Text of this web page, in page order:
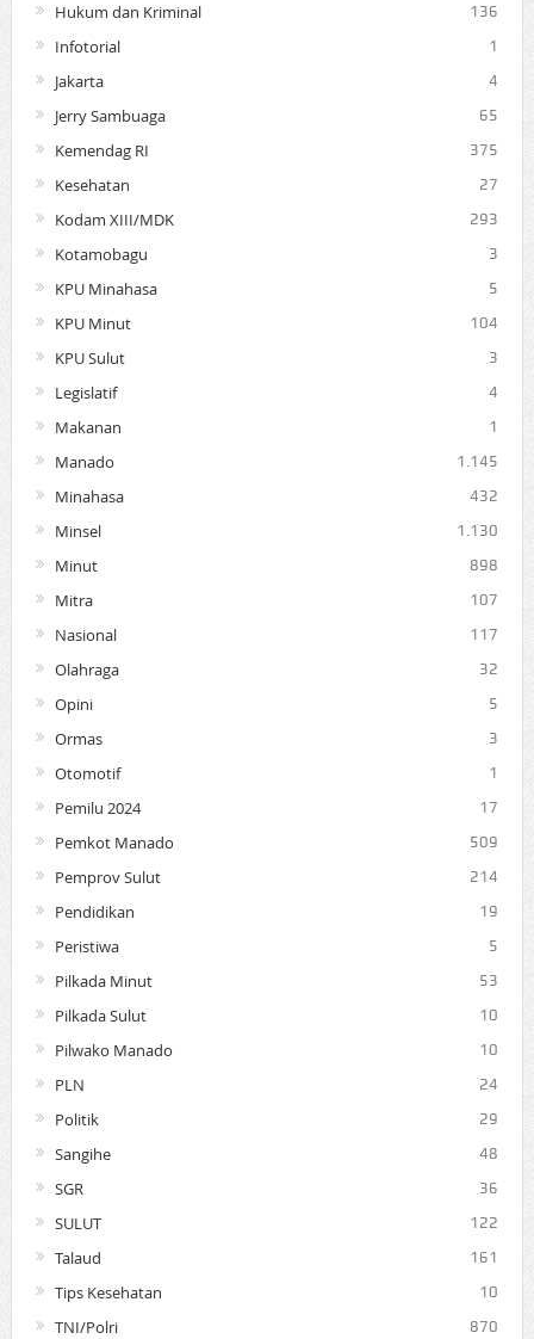
Hukum dan Kriminal 136
Infotorial 1
Jakarta 4
Jerry Sambuaga 65
Kemendag RI 375
Kesehatan 27
Kodam XIII/MDK 293
Kotamobagu 3
KPU Minahasa 5
KPU Minut 104
KPU Sulut 3
Legislatif 4
Makanan 1
Manado 1.145
Minahasa 432
Minsel 1.130
Minut 898
Mitra 107
Nasional 117
Olahraga 32
Opini 5
Ormas 3
Otomotif 1
Pemilu 2024 17
Pemkot Manado 509
Pemprov Sulut 214
Pendidikan 19
Peristiwa 5
Pilkada Minut 53
Pilkada Sulut 10
Pilwako Manado 10
PLN 24
Politik 29
Sangihe 48
SGR 36
SULUT 122
Talaud 161
Tips Kesehatan 10
TNI/Polri 870